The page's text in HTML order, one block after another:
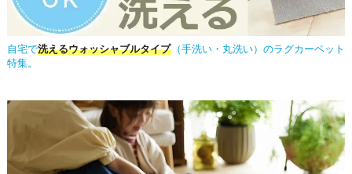
自宅で洗えるウォッシャブルタイプ（手洗い・丸洗い）のラグカーペット
特集。